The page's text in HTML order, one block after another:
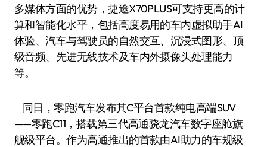
多媒体方面的优势，捷途X70PLUS可支持更高的计
算和智能化水平，包括高度易用的车内虚拟助手AI
体验、汽车与驾驶员的自然交互、沉浸式图形、顶
级音频、先进无线技术及车内外摄像头处理能力
等。
同日，零跑汽车发布其C平台首款纯电高端SUV
——零跑C11，搭载第三代高通骁龙汽车数字座舱旗
舰级平台。作为高通推出的首款由AI助力的车规级